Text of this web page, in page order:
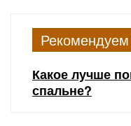
Какое лучше
спальне?